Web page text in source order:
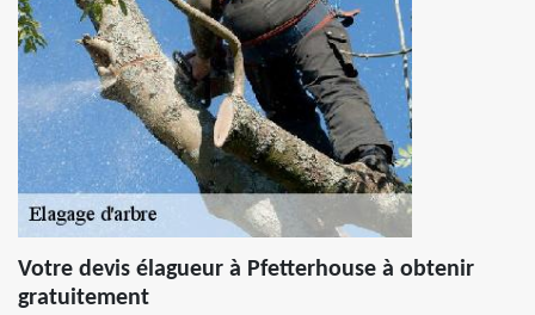
Votre devis élagueur à Pfetterhouse à obtenir
gratuitement